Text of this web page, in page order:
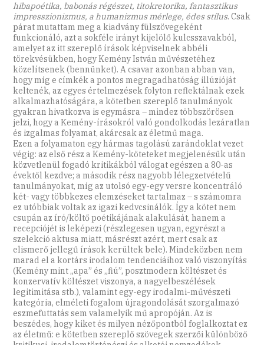
hibapoétika, babonás régészet, titokretorika, fantasztikus
impresszionizmus, a humanizmus mérlege, édes stílus. Csak
párat mutattam meg a kiadvány fülszövegeként
funkcionáló, azt a sokféle irányt kijelölő kulcsszavakból,
amelyet az itt szereplő írások képviselnek abbéli
törekvésükben, hogy Kemény István művészetéhez
közelítsenek (bennünket). A csavar azonban abban van,
hogy míg e címkék a pontos megragadhatóság illúzióját
keltenék, az egyes értelmezések folyton reflektálnak ezek
alkalmazhatóságára, a kötetben szereplő tanulmányok
gyakran hivatkozva is egymásra – mindez többszörösen
jelzi, hogy a Kemény-írásokról való gondolkodás lezáratlan
és izgalmas folyamat, akárcsak az életmű maga.
Ezen a folyamaton egy hármas tagolású zarándoklat vezet
végig: az első rész a Kemény-köteteket megjelenésük után
közvetlenül fogadó kritikákból válogat egészen a 80-as
évektől kezdve; a második rész nagyobb lélegzetvételű
tanulmányokat, míg az utolsó egy-egy versre koncentráló
két- vagy többkezes elemzéseket tartalmaz – s számomra
ez utóbbiak voltak az igazi kedvcsinálók. Így a kötet nem
csupán az író/költő poétikájának alakulását, hanem a
recepciójét is leképezi (részlegesen ugyan, egyrészt a
szelekció aktusa miatt, másrészt azért, mert csak az
elismerő jellegű írások kerültek bele). Mindeközben nem
marad el a kortárs irodalom tendenciáihoz való viszonyítás
(Kemény mint „apa” és „fiú”, posztmodern költészet és
konzervatív költészet viszonya, a nagyelbeszélések
legitimitása stb.), valamint egy-egy irodalmi-művészeti
kategória, elméleti fogalom újragondolását szorgalmazó
eszmefuttatás sem valamelyik mű apropóján. Az is
beszédes, hogy kiket és milyen nézőpontból foglalkoztat ez
az életmű: e kötetben szereplő szövegek szerzői különböző